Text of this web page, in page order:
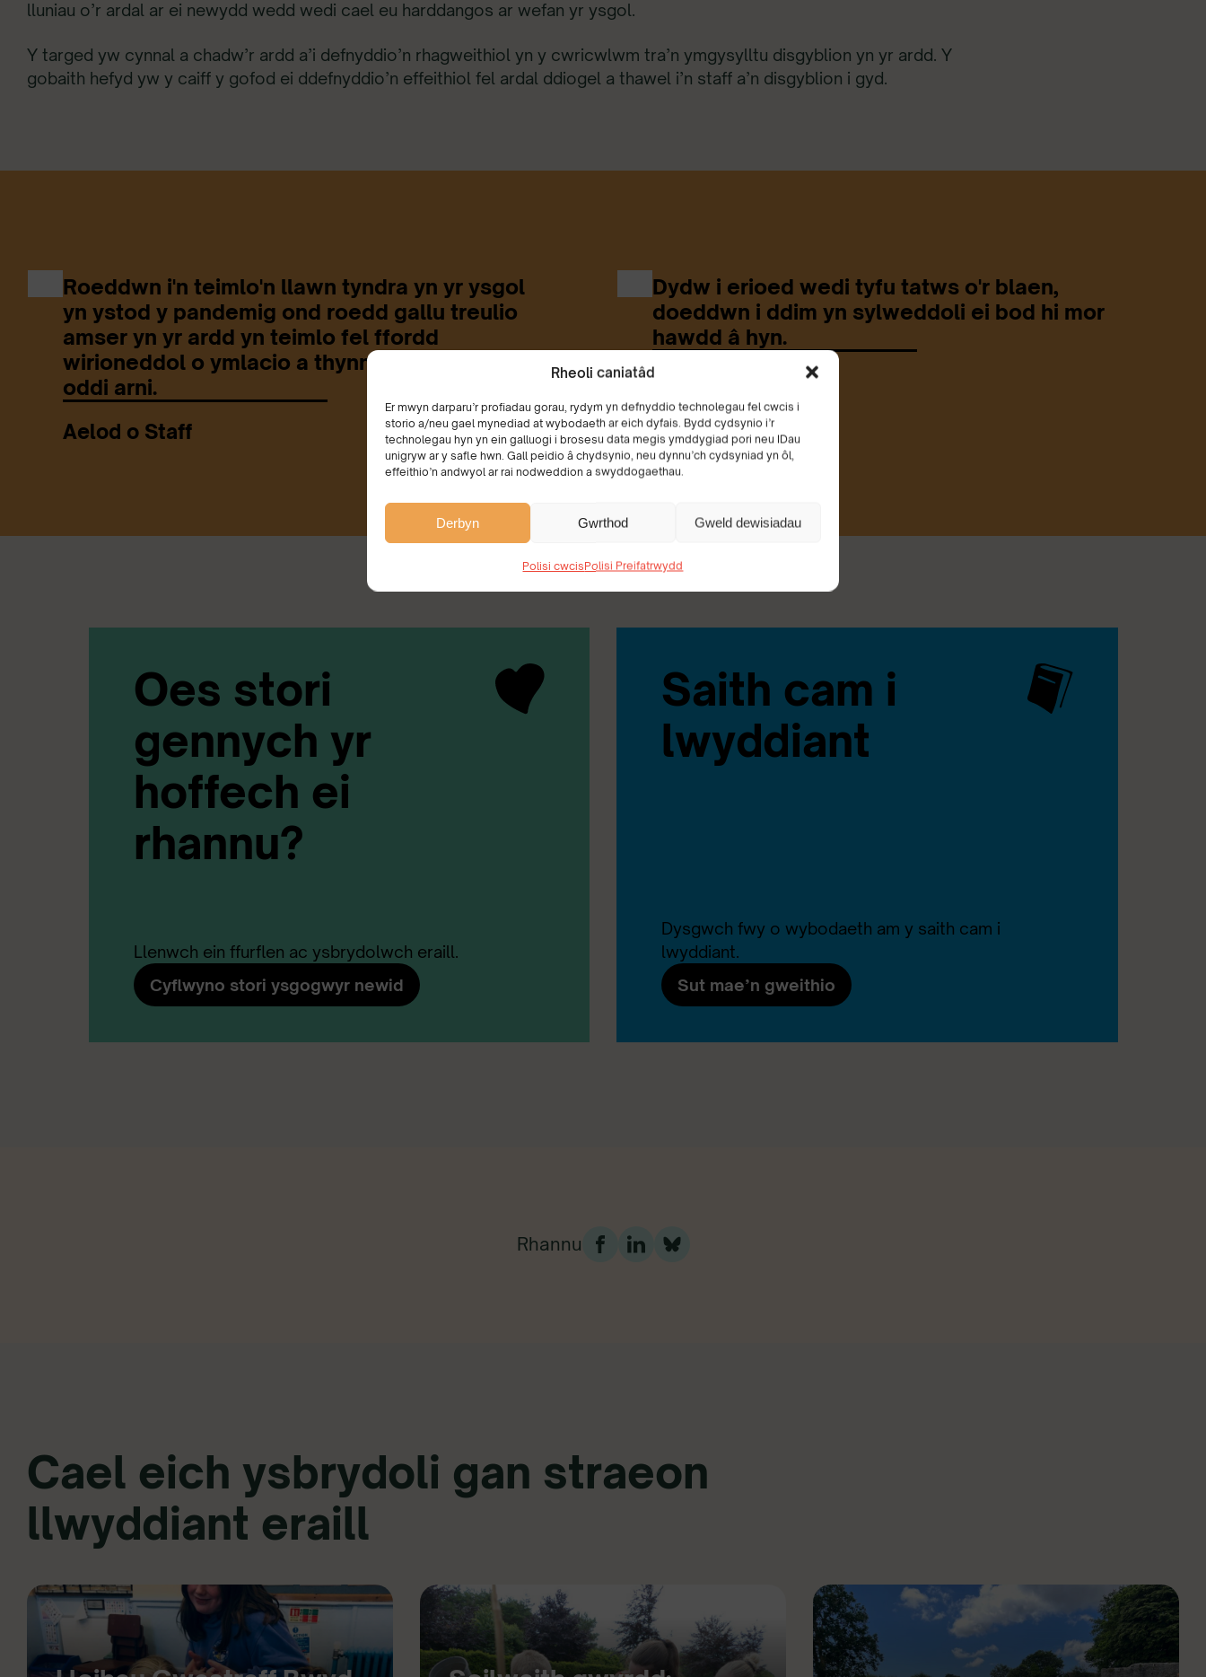
Rheoli caniatâd
Er mwyn darparu’r profiadau gorau, rydym yn defnyddio technolegau fel cwcis i
storio a/neu gael mynediad at wybodaeth ar eich dyfais. Bydd cydsynio i’r
technolegau hyn yn ein galluogi i brosesu data megis ymddygiad pori neu IDau
unigryw ar y safle hwn. Gall peidio â chydsynio, neu dynnu’ch cydsyniad yn ôl,
effeithio’n andwyol ar rai nodweddion a swyddogaethau.
Derbyn Gwrthod Gweld dewisiadau
Polisi cwcisPolisi Preifatrwydd
lluniau o’r ardal ar ei newydd wedd wedi cael eu harddangos ar wefan yr ysgol.
Y targed yw cynnal a chadw’r ardd a’i defnyddio’n rhagweithiol yn y cwricwlwm tra’n ymgysylltu disgyblion yn yr ardd. Y
gobaith hefyd yw y caiff y gofod ei ddefnyddio’n effeithiol fel ardal ddiogel a thawel i’n staff a’n disgyblion i gyd.
Roeddwn i'n teimlo'n llawn tyndra yn yr ysgol
yn ystod y pandemig ond roedd gallu treulio
amser yn yr ardd yn teimlo fel ffordd
wirioneddol o ymlacio a thynnu fy meddwl
oddi arni.
Aelod o Staff
Dydw i erioed wedi tyfu tatws o'r blaen,
doeddwn i ddim yn sylweddoli ei bod hi mor
hawdd â hyn.
Disgybl
Oes stori
gennych yr
hoffech ei
rhannu?
Llenwch ein ffurflen ac ysbrydolwch eraill.
Cyflwyno stori ysgogwyr newid
Saith cam i
lwyddiant
Dysgwch fwy o wybodaeth am y saith cam i
lwyddiant.
Sut mae’n gweithio
Rhannu
Cael eich ysbrydoli gan straeon
llwyddiant eraill